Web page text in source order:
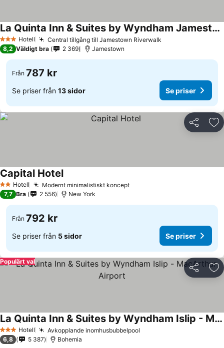
3 StjärnorHotell Central tillgång till Jamestown Riverwalk
La Quinta Inn & Suites by Wyndham Jamestown
8,2 Väldigt bra 2 369 Jamestown
Från 787 kr
Se priser från 13 sidor Se priser
Dela
2 Stjärnor
Hotell Modernt minimalistiskt koncept
Capital Hotel
7,7 Bra 2 556 New York
Från 792 kr
Se priser från 5 sidor Se priser
Dela
Populärt val
3 StjärnorHotell Avkopplande inomhusbubbelpool
La Quinta Inn & Suites by Wyndham Islip - MacArthur Airport
6,8 5 387 Bohemia